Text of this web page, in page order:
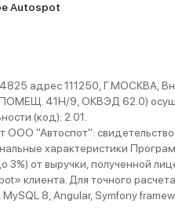
Autospot
адрес 111250, Г.МОСКВА,
41Н/9, ОКВЭД 62.0)
(код): 2.01.
"Автоспот":
характеристики
3%) от выручки, полученной
клиента. Для точного
8, Angular, Symfony